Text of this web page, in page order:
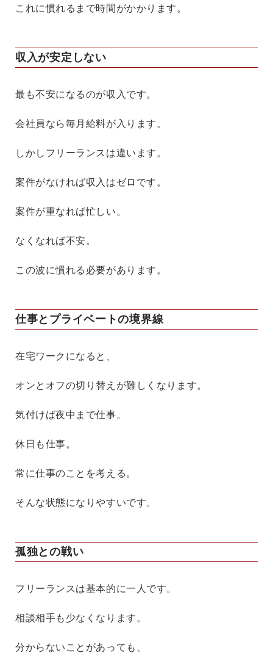
これに慣れるまで時間がかかります。
収入が安定しない
最も不安になるのが収入です。
会社員なら毎月給料が入ります。
しかしフリーランスは違います。
案件がなければ収入はゼロです。
案件が重なれば忙しい。
なくなれば不安。
この波に慣れる必要があります。
仕事とプライベートの境界線
在宅ワークになると、
オンとオフの切り替えが難しくなります。
気付けば夜中まで仕事。
休日も仕事。
常に仕事のことを考える。
そんな状態になりやすいです。
孤独との戦い
フリーランスは基本的に一人です。
相談相手も少なくなります。
分からないことがあっても、